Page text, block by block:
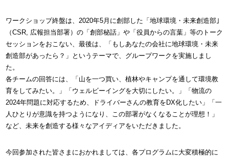
ワークショップ終盤は、2020年5月に創部した「地球環境・未来創造部｣
（CSR, 広報担当部署）の「創部秘話」や「役員からの言葉」等のトーク
セッションをおこない、最後は、「もしあなたの会社に地球環境・未来
創造部があったら？」というテーマで、グループワークを実施しまし
た。
各チームの回答には、「山を一つ買い、植林やキャンプを通して環境教
育をしてみたい。」「ウェルビーイングを大切にしたい。」「物流の
2024年問題に対応するため、ドライバーさんの教育をDX化したい」「一
人ひとりが意識を持つようになり、この部署がなくなることが理想！」
など、未来を創造する様々なアイディアをいただきました。
今回参加された皆さまにおかれましては、各プログラムに大変積極的に